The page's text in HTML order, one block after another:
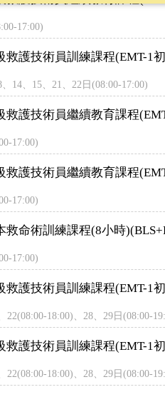
17:00)
救護技術員訓練課程(EMT-1
14、15、21、22日(08:00-17:00)
救護技術員繼續教育課程
17:00)
救護技術員繼續教育課程
17:00)
救命術訓練課程(8小時
17:00)
救護技術員訓練課程(EMT-1
18:00)、28、29日(08:00-
救護技術員訓練課程(EMT-1
18:00)、28、29日(08:00-